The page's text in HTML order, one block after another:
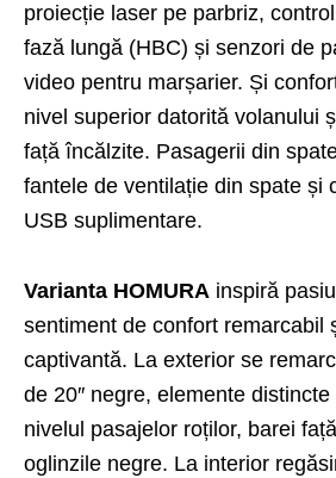
proiecție laser pe parbriz,
fază lungă (HBC) și senzori de
video pentru marșarier. Și
nivel superior datorită volanului
față încălzite. Pasagerii din
fantele de ventilație din spate și
USB suplimentare.
Varianta HOMURA inspiră
sentiment de confort remarcabil
captivantă. La exterior se
de 20″ negre, elemente
nivelul pasajelor roților, barei
oglinzile negre. La interior